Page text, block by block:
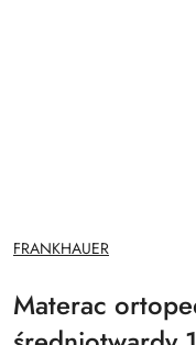
NAZWA
PRODUCENTA:
FRANKHAUER
Materac